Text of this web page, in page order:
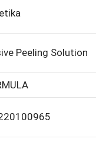
Peeling Solution